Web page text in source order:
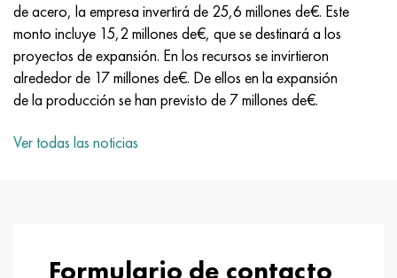
de acero, la empresa invertirá de 25,6 millones de€. Este
monto incluye 15,2 millones de€, que se destinará a los
proyectos de expansión. En los recursos se invirtieron
alrededor de 17 millones de€. De ellos en la expansión
de la producción se han previsto de 7 millones de€.
Ver todas las noticias
Formulario de contacto
Nicrofer 6030
Nitronik 40
Nitronik 50
Nitrónico 60
80NM
80NMV-VI
80NHS
81HMA
XN75TBYu
XN77TYu
XN77TYUR
ХН78Т
TS-6
14 titanio
SP-17
40 titanio
1.4580 - AISI 316Cb
1.4597 - AISI 204Cu
Aleación 28 - 1.4563
Aleación 31 - 1.4562
20X12VNMF
20Х3FMI
21NKMT
37X12N8G8MFB
30hgsn2a, 30hgsna
30xn2ma, 30CrNiMo8
30хн3а, 31nicr14
34khn3ma, 36NiCrMo16, 35NiCrMo16